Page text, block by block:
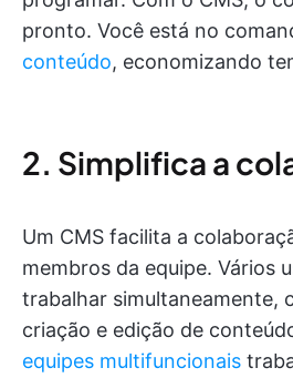
pronto. Você está no
conteúdo, economizando
2. Simplifica a
Um CMS facilita a
membros da equipe. Vários
trabalhar simultaneamente,
criação e edição de
equipes multifuncionais